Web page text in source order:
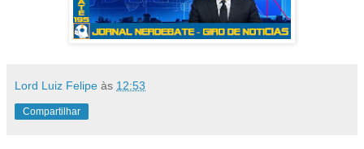
Lord Luiz Felipe às 12:53
Compartilhar